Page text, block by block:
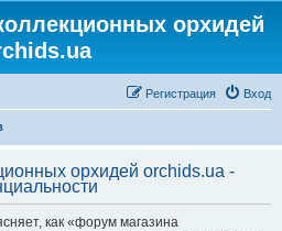
орхидей
Вход
Регистрация
орхидей orchids.ua -
как «форум магазина